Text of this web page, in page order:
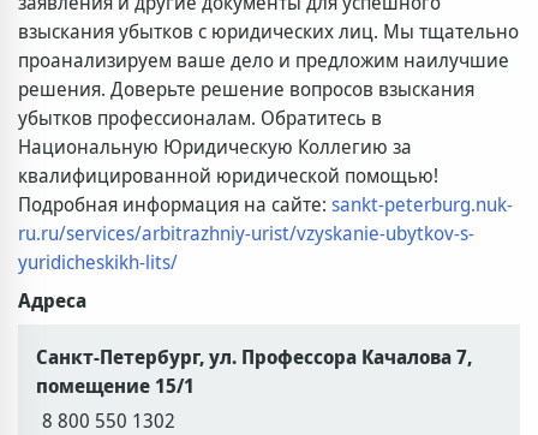
взыскания убытков с юридических лиц. Мы тщательно
проанализируем ваше дело и предложим наилучшие
решения. Доверьте решение вопросов взыскания
убытков профессионалам. Обратитесь в
Национальную Юридическую Коллегию за
квалифицированной юридической помощью!
Подробная информация на сайте: sankt-peterburg.nuk-
ru.ru/services/arbitrazhniy-urist/vzyskanie-ubytkov-s-
yuridicheskikh-lits/
Адреса
Санкт-Петербург, ул. Профессора Качалова 7,
помещение 15/1
8 800 550 1302